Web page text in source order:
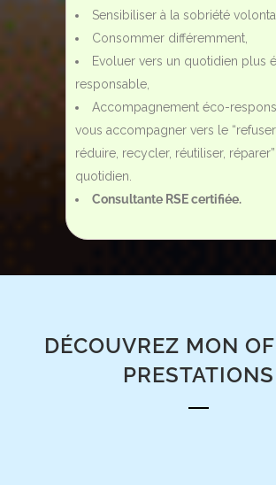
Sensibiliser à la sobriété
Consommer différemment,
Evoluer vers un quotidien plus
responsable,
Accompagnement éco-
vous accompagner vers le “refuser,
réduire, recycler, réutiliser,
quotidien.
Consultante RSE certifiée.
DÉCOUVREZ MON
PRESTATIONS